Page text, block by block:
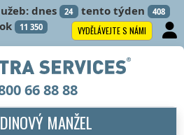
dnes 24 tento týden 408
11 350 VYDĚLÁVEJTE S NÁMI
66 88 88
MANŽEL